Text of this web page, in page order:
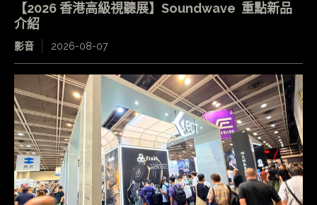
【2026 香港高級視聽展】Soundwave 重點新品
介紹
影音 2026-08-07